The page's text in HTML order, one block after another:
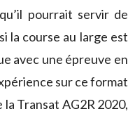
pourrait servir de
la course au large est
avec une épreuve en
sur ce format
Transat AG2R 2020,